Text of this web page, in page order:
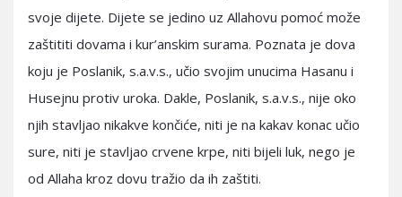
svoje dijete. Dijete se jedino uz Allahovu pomoć može
zaštititi dovama i kur’anskim surama. Poznata je dova
koju je Poslanik, s.a.v.s., učio svojim unucima Hasanu i
Husejnu protiv uroka. Dakle, Poslanik, s.a.v.s., nije oko
njih stavljao nikakve končiće, niti je na kakav konac učio
sure, niti je stavljao crvene krpe, niti bijeli luk, nego je
od Allaha kroz dovu tražio da ih zaštiti.